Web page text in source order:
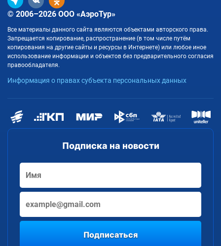
Подписка на новости
Подписаться
© 2006–2026 ООО «АэроТур»
Все материалы данного сайта являются объектами авторского права.
Запрещается копирование, распространение (в том числе путём
копирования на другие сайты и ресурсы в Интернете) или любое иное
использование информации и объектов без предварительного согласия
правообладателя.
Информация о правах субъекта персональных данных